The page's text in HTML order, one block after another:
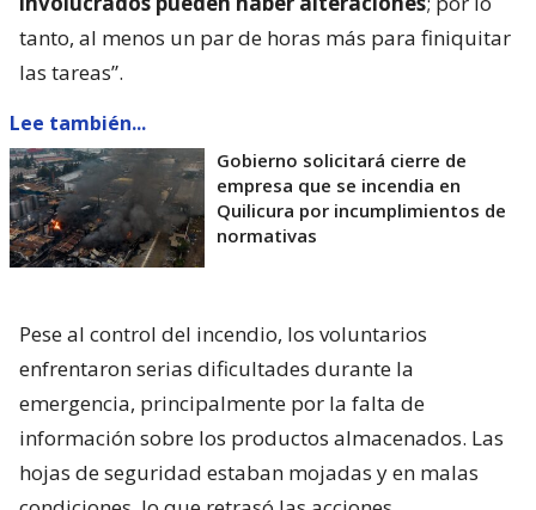
tanto, al menos un par de horas más para finiquitar
las tareas”.
Lee también...
Gobierno solicitará cierre de
empresa que se incendia en
Quilicura por incumplimientos de
normativas
Pese al control del incendio, los voluntarios
enfrentaron serias dificultades durante la
emergencia, principalmente por la falta de
información sobre los productos almacenados. Las
hojas de seguridad estaban mojadas y en malas